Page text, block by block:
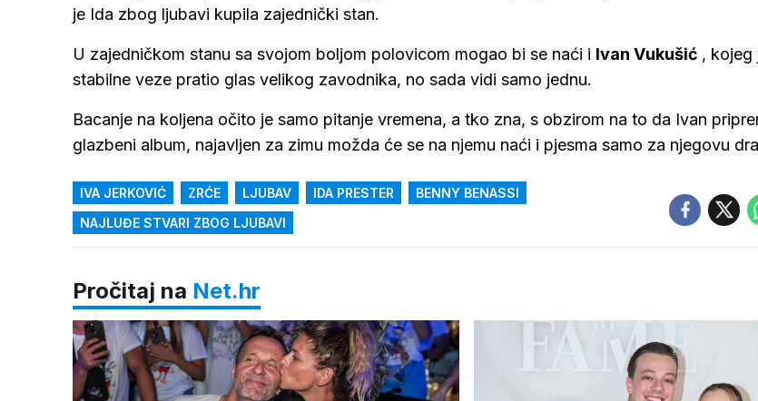
je Ida zbog ljubavi kupila zajednički stan.
U zajedničkom stanu sa svojom boljom polovicom mogao bi se naći i Ivan Vukušić , kojeg
stabilne veze pratio glas velikog zavodnika, no sada vidi samo jednu.
Bacanje na koljena očito je samo pitanje vremena, a tko zna, s obzirom na to da Ivan
glazbeni album, najavljen za zimu možda će se na njemu naći i pjesma samo za njegovu
IVA JERKOVIĆ ZRĆE LJUBAV IDA PRESTER
BENNY BENASSI
NAJLUĐE STVARI ZBOG LJUBAVI
Pročitaj na Net.hr